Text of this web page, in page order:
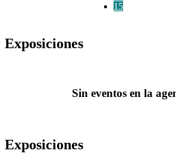
15
Exposiciones
Sin eventos en la
Exposiciones